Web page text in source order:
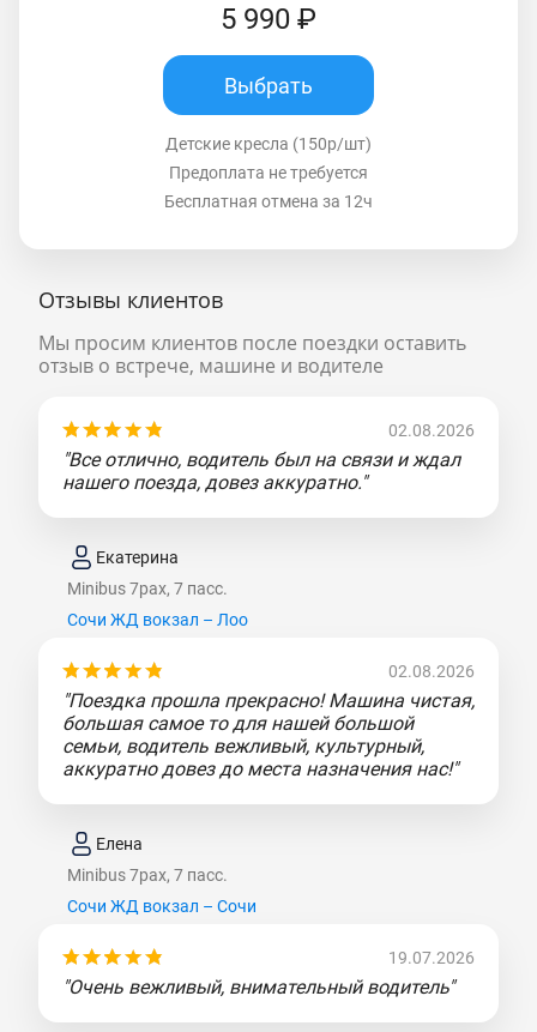
5 990 ₽
Выбрать
Детские кресла (150р/шт)
Предоплата не требуется
Бесплатная отмена за 12ч
Отзывы клиентов
Мы просим клиентов после поездки оставить
отзыв о встрече, машине и водителе
02.08.2026
"Все отлично, водитель был на связи и ждал
нашего поезда, довез аккуратно."
Екатерина
Minibus 7pax, 7 пасс.
Сочи ЖД вокзал – Лоо
02.08.2026
"Поездка прошла прекрасно! Машина чистая,
большая самое то для нашей большой
семьи, водитель вежливый, культурный,
аккуратно довез до места назначения нас!"
Елена
Minibus 7pax, 7 пасс.
Сочи ЖД вокзал – Сочи
19.07.2026
"Очень вежливый, внимательный водитель"